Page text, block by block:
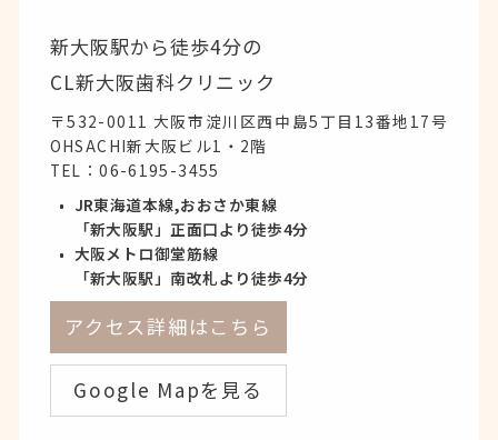
新大阪駅から徒歩4分の
CL新大阪歯科クリニック
〒532-0011 大阪市淀川区西中島5丁目13番地17号
OHSACHI新大阪ビル1・2階
TEL：06-6195-3455
JR東海道本線,おおさか東線
「新大阪駅」正面口より徒歩4分
大阪メトロ御堂筋線
「新大阪駅」南改札より徒歩4分
アクセス詳細はこちら
Google Mapを見る